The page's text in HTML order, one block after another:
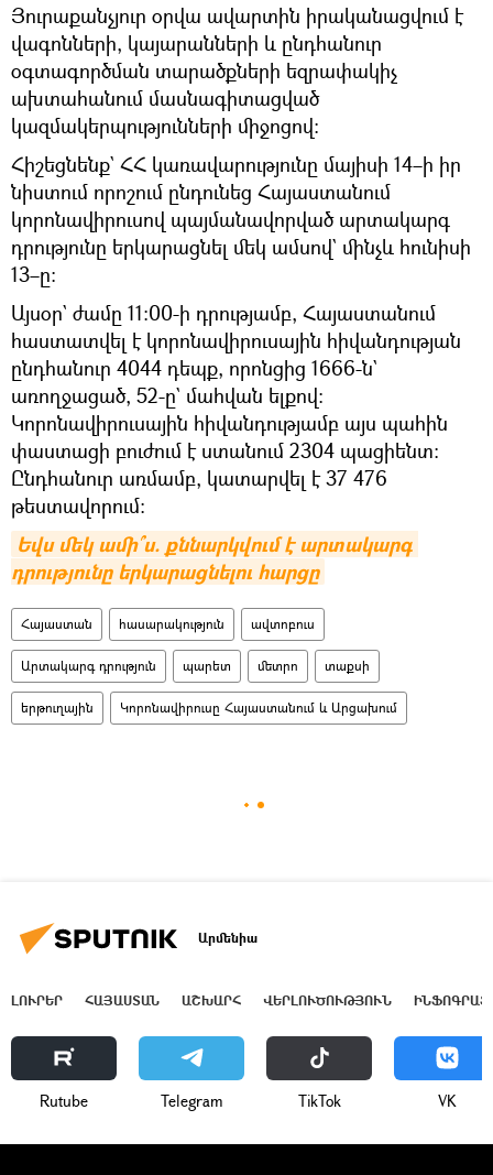
Յուրաքանչյուր օրվա ավարտին իրականացվում է
վագոնների, կայարանների և ընդհանուր
օգտագործման տարածքների եզրափակիչ
ախտահանում մասնագիտացված
կազմակերպությունների միջոցով:
Հիշեցնենք` ՀՀ կառավարությունը մայիսի 14–ի իր
նիստում որոշում ընդունեց Հայաստանում
կորոնավիրուսով պայմանավորված արտակարգ
դրությունը երկարացնել մեկ ամսով` մինչև հունիսի
13–ը։
Այսօր` ժամը 11:00-ի դրությամբ, Հայաստանում
հաստատվել է կորոնավիրուսային հիվանդության
ընդհանուր 4044 դեպք, որոնցից 1666-ն`
առողջացած, 52-ը` մահվան ելքով:
Կորոնավիրուսային հիվանդությամբ այս պահին
փաստացի բուժում է ստանում 2304 պացիենտ:
Ընդհանուր առմամբ, կատարվել է 37 476
թեստավորում:
Եվս մեկ ամի՞ս. քննարկվում է արտակարգ
դրությունը երկարացնելու հարցը
Հայաստան հասարակություն ավտոբուս
Արտակարգ դրություն պարետ մետրո տաքսի
երթուղային Կորոնավիրուսը Հայաստանում և Արցախում
Արմենիա
ԼՈՒՐԵՐ ՀԱՅԱՍՏԱՆ ԱՇԽԱՐՀ ՎԵՐԼՈՒԾՈՒԹՅՈՒՆ
Rutube Telegram ТikТоk VK